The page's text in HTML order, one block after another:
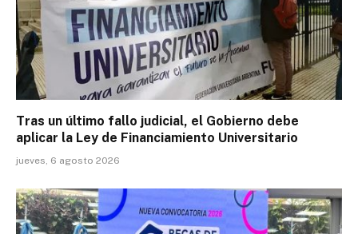
Tras un último fallo judicial, el Gobierno debe
aplicar la Ley de Financiamiento Universitario
jueves, 6 agosto 2026